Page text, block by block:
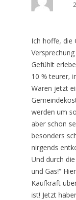
Ich hoffe, die
Gefühlt
10 % teurer,
Waren jetzt
werden um
aber schon
besonders
nirgends
Und durch
und Gas!“
Kaufkraft
ist! Jetzt